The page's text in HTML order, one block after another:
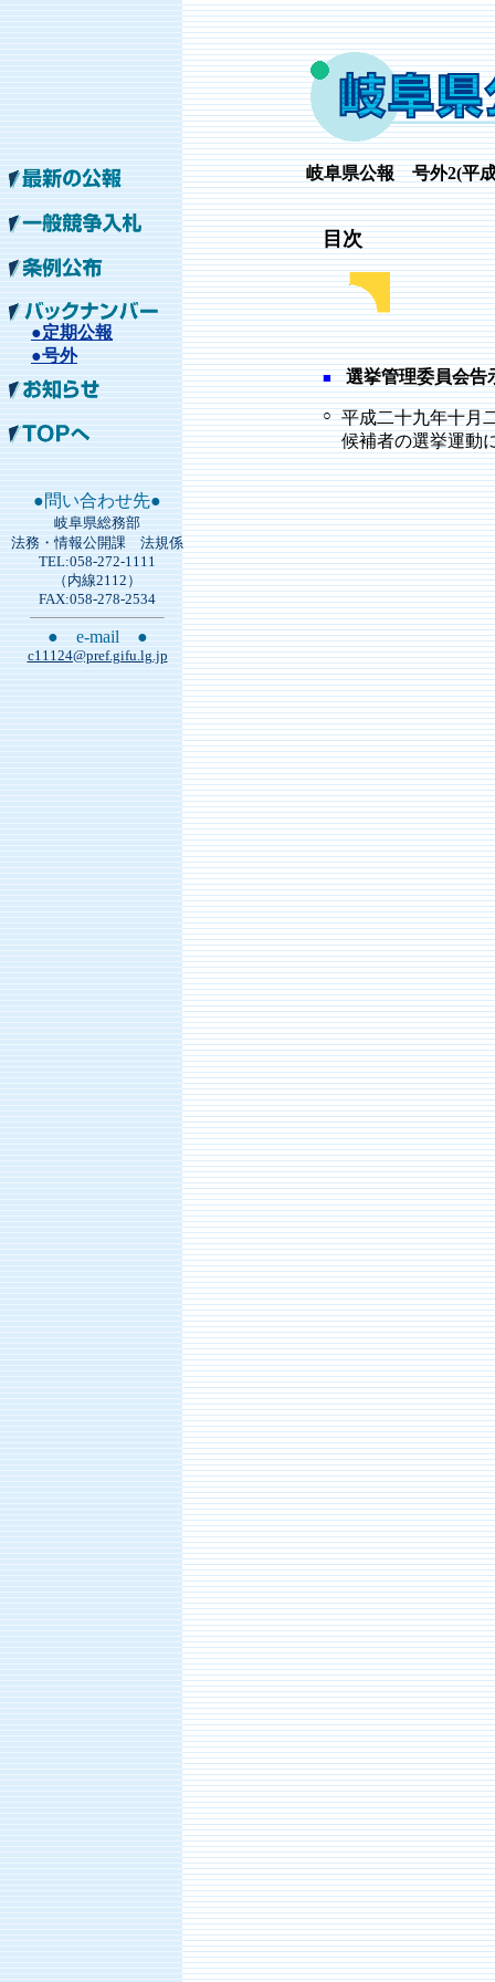
●定期公報
●号外
●問い合わせ先●
岐阜県総務部
法務・情報公開課 法規係
TEL:058-272-1111
（内線2112）
FAX:058-278-2534
● e-mail ●
c11124@pref.gifu.lg.jp
岐阜県公報 号外2(平
目次
■ 選挙管理委員会告
○ 平成二十九年十月
候補者の選挙運動